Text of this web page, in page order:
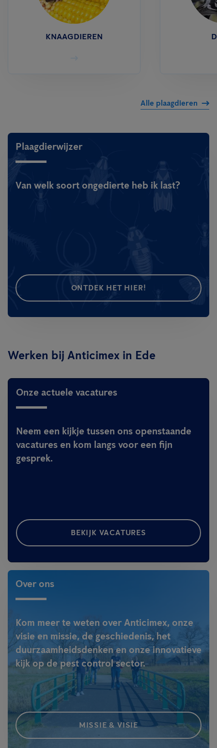
KNAAGDIEREN
Alle plaagdieren
Plaagdierwijzer
Van welk soort ongedierte heb ik last?
ONTDEK HET HIER!
Werken bij Anticimex in Ede
Onze actuele vacatures
Neem een kijkje tussen ons openstaande
vacatures en kom langs voor een fijn
gesprek.
BEKIJK VACATURES
Over ons
Kom meer te weten over Anticimex, onze
visie en missie, de geschiedenis, het
duurzaamheidsdenken en onze innovatieve
kijk op de pest control sector.
MISSIE & VISIE